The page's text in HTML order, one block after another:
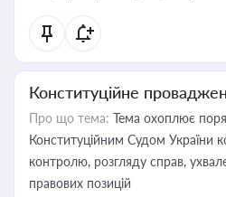
Конституційне
Про що тема: Тема охоплює
Конституційним Судом України
контролю, розгляду справ,
правових позицій